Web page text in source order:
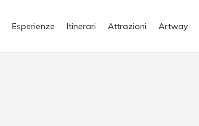
Esperienze Itinerari Attrazioni Artway